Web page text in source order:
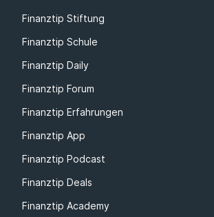
Finanztip Stiftung
Finanztip Schule
Finanztip Daily
Finanztip Forum
Finanztip Erfahrungen
Finanztip App
Finanztip Podcast
Finanztip Deals
Finanztip Academy